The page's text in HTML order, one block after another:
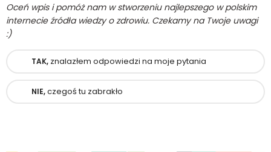
Oceń wpis i pomóż nam w stworzeniu najlepszego w polskim
internecie źródła wiedzy o zdrowiu. Czekamy na Twoje uwagi
:)
TAK, znalazłem odpowiedzi na moje pytania
NIE,czegoś tu zabrakło